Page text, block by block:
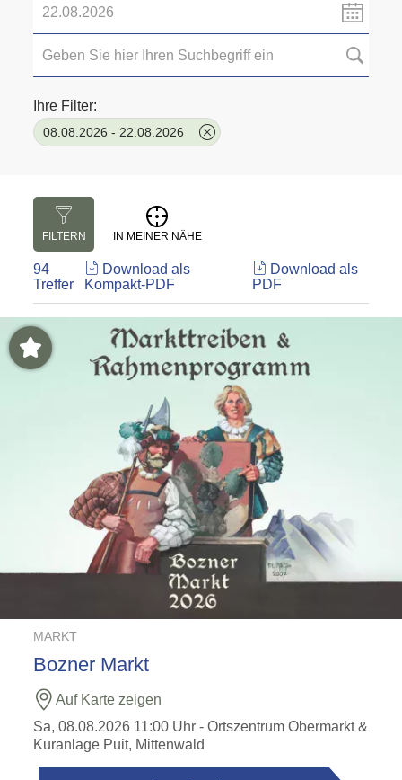
Ihre Filter:
08.08.2026 - 22.08.2026
FILTERN IN MEINER NÄHE
94
Treffer
Download als
Kompakt-PDF
Download als
PDF
Highlight
MARKT
Bozner Markt
Auf Karte zeigen
Sa, 08.08.2026 11:00 Uhr - Ortszentrum Obermarkt &
Kuranlage Puit, Mittenwald